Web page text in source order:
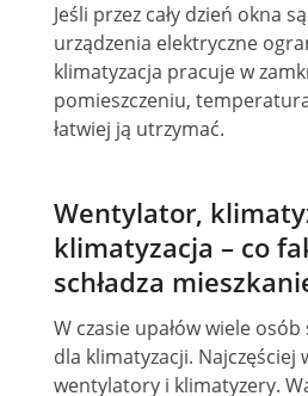
Jeśli przez cały dzień okna
urządzenia elektryczne
klimatyzacja pracuje w
pomieszczeniu,
łatwiej ją utrzymać.
Wentylator,
klimatyzacja – co
schładza
W czasie upałów wiele
dla klimatyzacji. Najczęściej
wentylatory i klimatyzery.